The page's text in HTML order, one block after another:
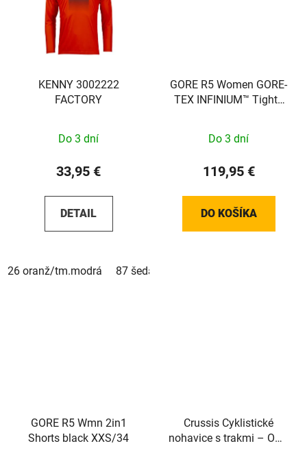
KENNY 3002222
FACTORY
Do 3 dní
33,95 €
DETAIL
26 oranž/tm.modrá 87 šedá/tm.červená
GORE R5 Women GORE-
TEX INFINIUM™ Tights
Do 3 dní
119,95 €
DO KOŠÍKA
GORE R5 Wmn 2in1
Shorts black XXS/34
Crussis Cyklistické
nohavice s trakmi – ONE